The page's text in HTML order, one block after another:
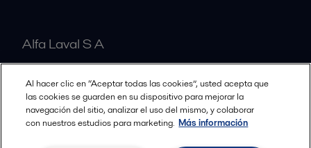
Alfa Laval S A
Nuestras oficinas
Al hacer clic en “Aceptar todas las cookies”, usted acepta que
las cookies se guarden en su dispositivo para mejorar la
navegación del sitio, analizar el uso del mismo, y colaborar
con nuestros estudios para marketing. Más información